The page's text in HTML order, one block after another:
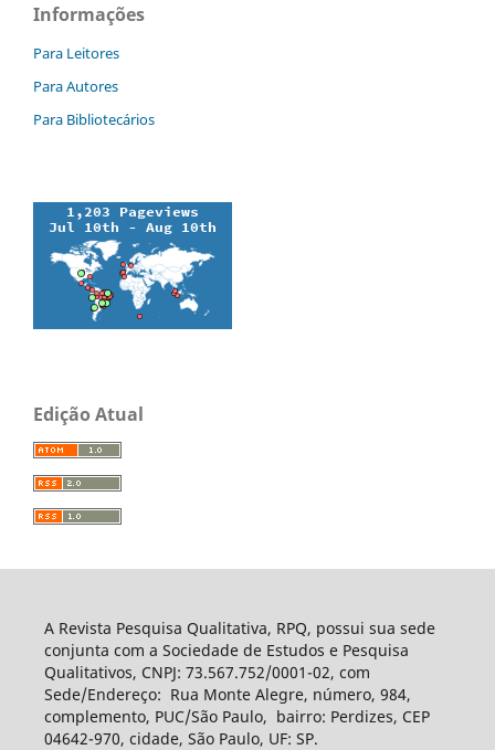
Informações
Para Leitores
Para Autores
Para Bibliotecários
Edição Atual
A Revista Pesquisa Qualitativa, RPQ, possui sua sede
conjunta com a Sociedade de Estudos e Pesquisa
Qualitativos, CNPJ: 73.567.752/0001-02, com
Sede/Endereço: Rua Monte Alegre, número, 984,
complemento, PUC/São Paulo, bairro: Perdizes, CEP
04642-970, cidade, São Paulo, UF: SP.